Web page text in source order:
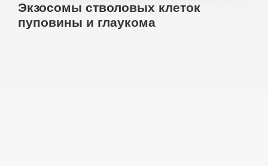
Экзосомы стволовых клеток
пуповины и глаукома